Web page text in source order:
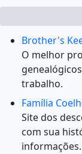
Brother's
O melhor
trabalho.
Família
Site dos
com sua
informações.